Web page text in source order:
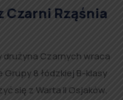
Czarni Rząśnia
drużyna Czarnych wraca
Grupy 8 łódzkiej B-klasy
się z Warta II Osjaków.